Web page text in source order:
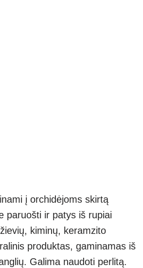
į orchidėjoms skirtą
paruošti ir patys iš rupiai
kiminų, keramzito
produktas, gaminamas iš
Galima naudoti perlitą.